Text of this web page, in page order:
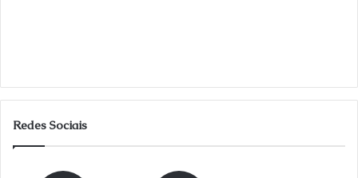
Redes Sociais